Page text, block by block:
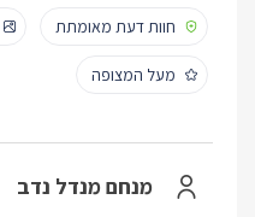
חוות דעת מאומתת
מעל המצופה
מנחם מנדל נדב